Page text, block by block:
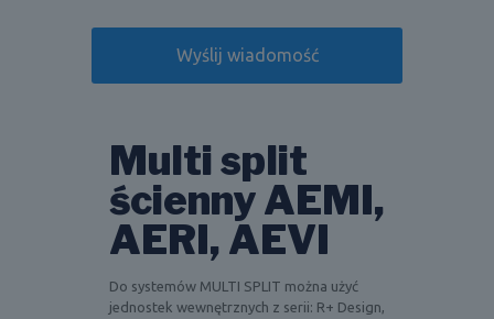
Multi split
ścienny AEMI,
AERI, AEVI
Do systemów MULTI SPLIT można użyć
jednostek wewnętrznych z serii: R+ Design,